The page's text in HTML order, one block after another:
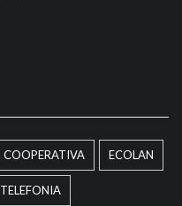
COOPERATIVA ECOLAN
TELEFONIA